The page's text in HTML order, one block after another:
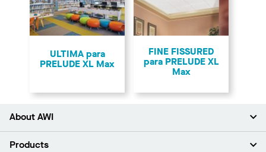
ULTIMA para
PRELUDE XL Max
FINE FISSURED
para PRELUDE XL
Max
About AWI
Acerca de nosotros
Products